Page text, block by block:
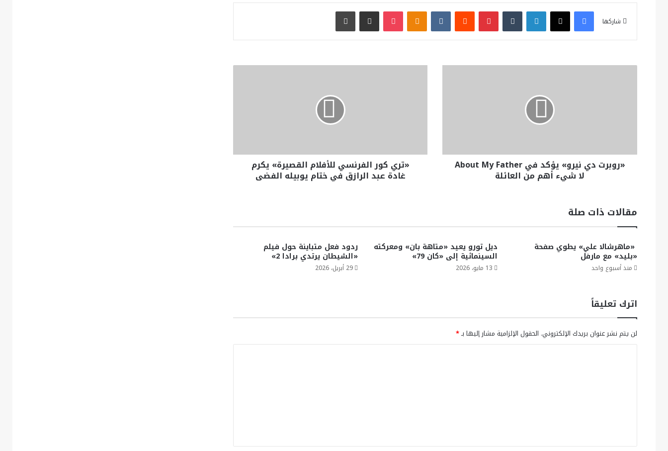
شاركها
فيسبوكX لينكدإن بينتيريست Odnoklassniki
بوكيت مشاركة عبر البريد طباعة
«روبرت دي نيرو» يؤكد في About My Father
لا شيء أهم من العائلة
«تري كور الفرنسي للأفلام القصيرة» يكرم
غادة عبد الرازق في ختام يوبيله الفضى
مقالات ذات صلة
«ماهرشالا علي» يطوي صفحة
«بليد» مع مارفل
منذ أسبوع واحد
ديل تورو يعيد «متاهة بان» ومعركته
السينمائية إلى «كان 79»
13 مايو، 2026
ردود فعل متباينة حول فيلم
«الشيطان يرتدي برادا 2»
29 أبريل، 2026
اترك تعليقاً
لن يتم نشر عنوان بريدك الإلكتروني. الحقول الإلزامية مشار إليها بـ*